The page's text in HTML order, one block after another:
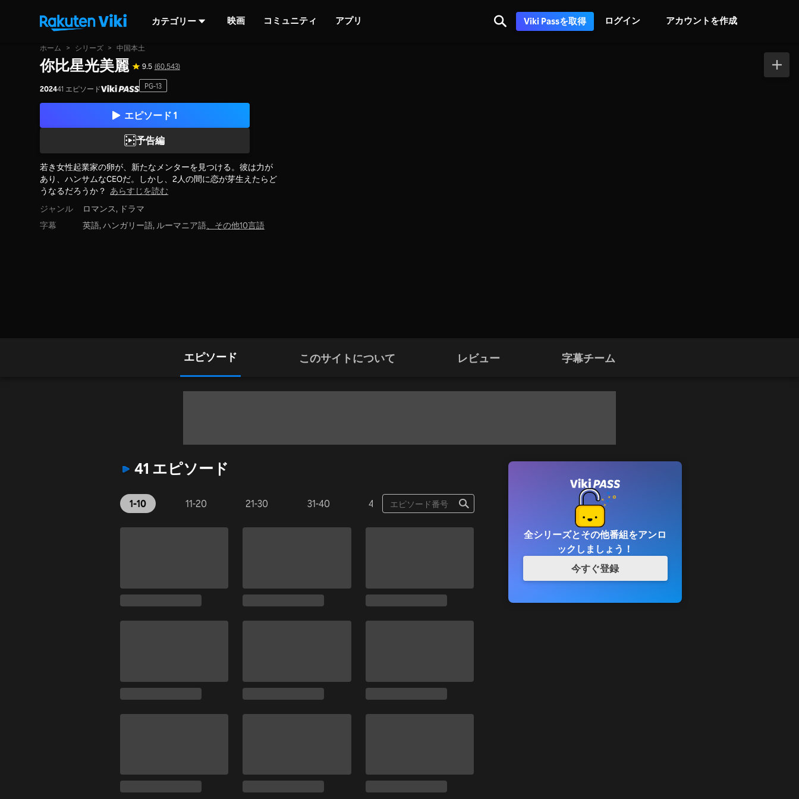
カテゴリー 映画 コミュニティ アプリ Viki Passを取得 ログイン アカウントを作成
ホーム > シリーズ > 中国本土
你比星光美麗 9.5 (60,543)
202441 エピソード PG-13
エピソード 1
予告編
若き女性起業家の卵が、新たなメンターを見つける。彼は力が
あり、ハンサムなCEOだ。しかし、2人の間に恋が芽生えたらど
うなるだろうか？ あらすじを読む
ジャンル
ロマンス, ドラマ
字幕
英語, ハンガリー語, ルーマニア語、 その他10言語
エピソード このサイトについて レビュー 字幕チーム
41 エピソード
1-10 11-20 21-30 31-40 41-41
全シリーズとその他番組をアンロ
ックしましょう！
今すぐ登録